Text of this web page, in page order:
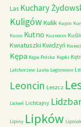
Las Kuchary
KuligówKulik Kupin
Kusin Kutno Kuznocin
Kwiatuszki Kwidzyń
Kępa Kępa Polska Kępki
Latchorzew Lauta Legionowo
Leoncin Leszcz
Licheń Lichtajny
Lipiny Lipków